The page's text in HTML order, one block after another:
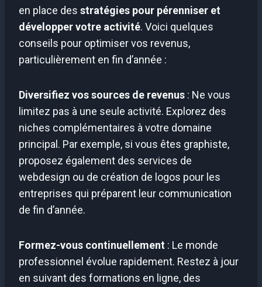
en place des stratégies pour pérenniser et
développer votre activité. Voici quelques
conseils pour optimiser vos revenus,
particulièrement en fin d’année :
Diversifiez vos sources de revenus : Ne vous
limitez pas à une seule activité. Explorez des
niches complémentaires à votre domaine
principal. Par exemple, si vous êtes graphiste,
proposez également des services de
webdesign ou de création de logos pour les
entreprises qui préparent leur communication
de fin d’année.
Formez-vous continuellement : Le monde
professionnel évolue rapidement. Restez à jour
en suivant des formations en ligne, des